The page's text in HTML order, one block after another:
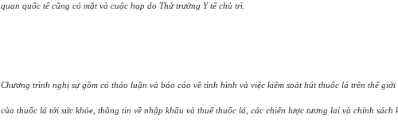
quan quốc tế cũng có mặt và cuộc họp do Thứ trưởng Y tế chủ trì.
Chương trình nghị sự gồm có thảo luận và báo cáo về tình hình và việc kiểm soát hút thuốc lá trên thế
của thuốc lá tới sức khỏe, thông tin về nhập khẩu và thuế thuốc lá, các chiến lược tương lai và chính sách